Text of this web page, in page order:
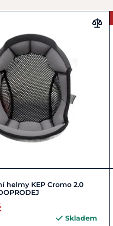
Zobrazit detail
helmy KEP Cromo 2.0
Skladem